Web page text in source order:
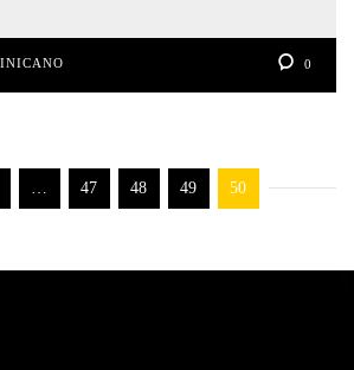
0
… 47 48 49 50